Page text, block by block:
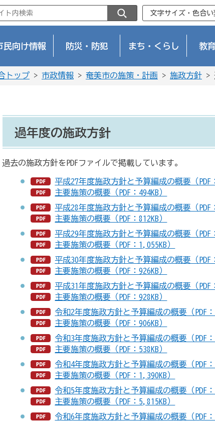
文字サイズ・色合い
民向け情報 防災・防犯 まち・くらし 教
トップ > 市政情報 > 奄美市の施策・計画 > 施政方針 >
過年度の施政方針
過去の施政方針をPDFファイルで掲載しています。
平成27年度施政方針と予算編成の概要（PDF
主要施策の概要（PDF：494KB）
平成28年度施政方針と予算編成の概要（PDF
主要施策の概要（PDF：812KB）
平成29年度施政方針と予算編成の概要（PDF
主要施策の概要（PDF：1,055KB）
平成30年度施政方針と予算編成の概要（PDF
主要施策の概要（PDF：926KB）
平成31年度施政方針と予算編成の概要（PDF
主要施策の概要（PDF：928KB）
令和2年度施政方針と予算編成の概要（PDF：
主要施策の概要（PDF：906KB）
令和3年度施政方針と予算編成の概要（PDF：
主要施策の概要（PDF：538KB）
令和4年度施政方針と予算編成の概要（PDF：
主要施策の概要（PDF：1,390KB）
令和5年度施政方針と予算編成の概要（PDF：
主要施策の概要（PDF：5,815KB）
令和6年度施政方針と予算編成の概要（PDF：